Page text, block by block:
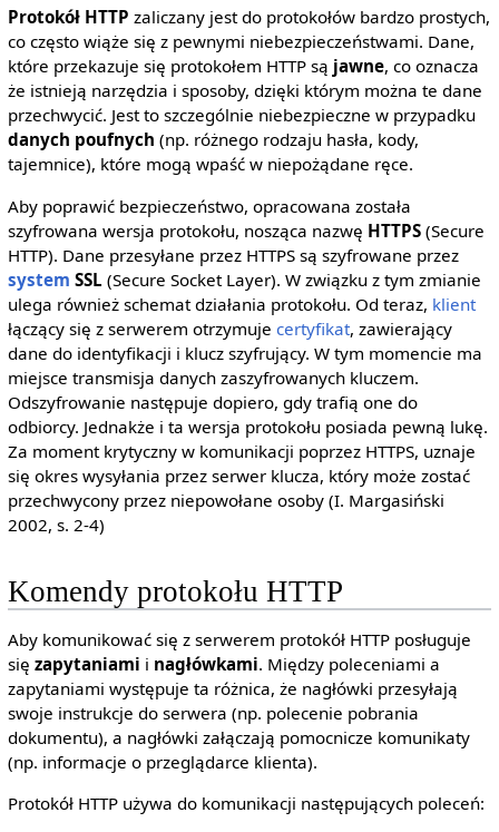
Protokół HTTP zaliczany jest do protokołów bardzo prostych,
co często wiąże się z pewnymi niebezpieczeństwami. Dane,
które przekazuje się protokołem HTTP są jawne, co oznacza
że istnieją narzędzia i sposoby, dzięki którym można te dane
przechwycić. Jest to szczególnie niebezpieczne w przypadku
danych poufnych (np. różnego rodzaju hasła, kody,
tajemnice), które mogą wpaść w niepożądane ręce.
Aby poprawić bezpieczeństwo, opracowana została
szyfrowana wersja protokołu, nosząca nazwę HTTPS(Secure
HTTP). Dane przesyłane przez HTTPS są szyfrowane przez
system SSL (Secure Socket Layer). W związku z tym zmianie
ulega również schemat działania protokołu. Od teraz, klient
łączący się z serwerem otrzymuje certyfikat, zawierający
dane do identyfikacji i klucz szyfrujący. W tym momencie ma
miejsce transmisja danych zaszyfrowanych kluczem.
Odszyfrowanie następuje dopiero, gdy trafią one do
odbiorcy. Jednakże i ta wersja protokołu posiada pewną lukę.
Za moment krytyczny w komunikacji poprzez HTTPS, uznaje
się okres wysyłania przez serwer klucza, który może zostać
przechwycony przez niepowołane osoby (I. Margasiński
2002, s. 2-4)
Komendy protokołu HTTP
Aby komunikować się z serwerem protokół HTTP posługuje
się zapytaniami i nagłówkami. Między poleceniami a
zapytaniami występuje ta różnica, że nagłówki przesyłają
swoje instrukcje do serwera (np. polecenie pobrania
dokumentu), a nagłówki załączają pomocnicze komunikaty
(np. informacje o przeglądarce klienta).
Protokół HTTP używa do komunikacji następujących poleceń: